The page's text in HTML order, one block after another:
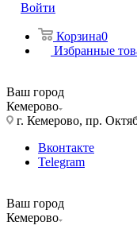
Войти
Корзина0
Избранные
Ваш город
Кемерово
г. Кемерово, пр.
Вконтакте
Telegram
Ваш город
Кемерово